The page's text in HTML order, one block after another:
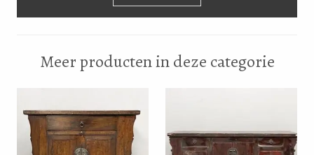
Meer producten in deze categorie